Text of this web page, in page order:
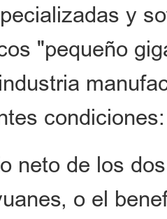
y
"pequeño
condiciones:
neto de los
o el